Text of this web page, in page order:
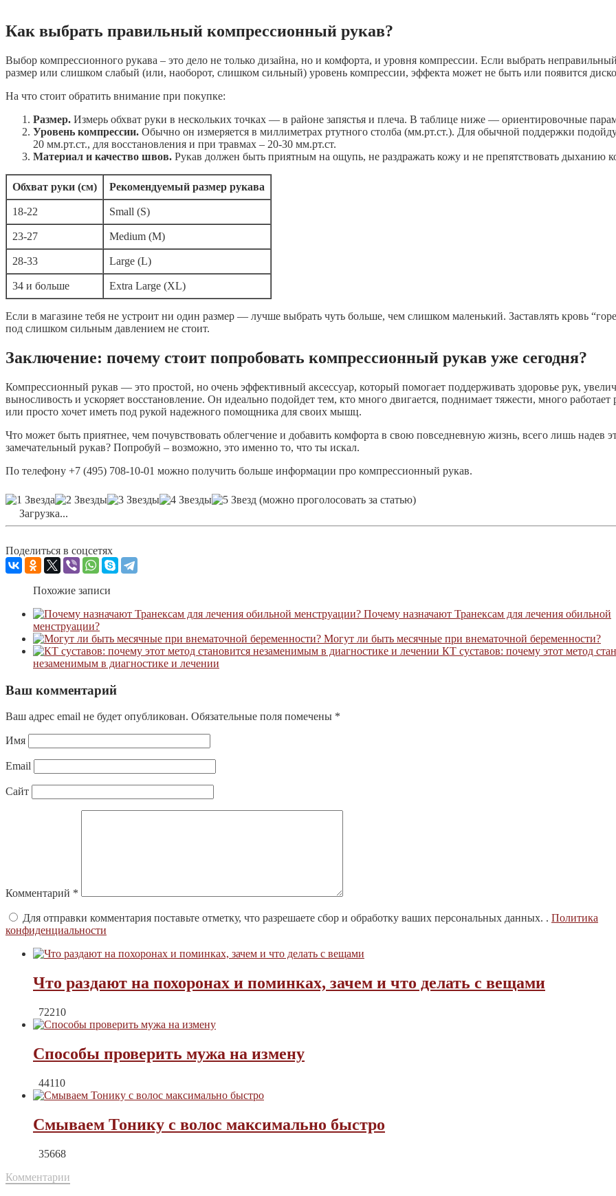
Как выбрать правильный компрессионный рукав?
Выбор компрессионного рукава – это дело не только дизайна, но и комфорта, и уровня компрессии. Если выбрать неправильный
размер или слишком слабый (или, наоборот, слишком сильный) уровень компрессии, эффекта может не быть или появится
На что стоит обратить внимание при покупке:
Размер. Измерь обхват руки в нескольких точках — в районе запястья и плеча. В таблице ниже — ориентировочные
Уровень компрессии. Обычно он измеряется в миллиметрах ртутного столба (мм.рт.ст.). Для обычной поддержки
20 мм.рт.ст., для восстановления и при травмах – 20-30 мм.рт.ст.
Материал и качество швов. Рукав должен быть приятным на ощупь, не раздражать кожу и не препятствовать дыханию
Обхват руки (см) Рекомендуемый размер рукава
18-22 Small (S)
23-27 Medium (M)
28-33 Large (L)
34 и больше Extra Large (XL)
Если в магазине тебя не устроит ни один размер — лучше выбрать чуть больше, чем слишком маленький. Заставлять кровь
под слишком сильным давлением не стоит.
Заключение: почему стоит попробовать компрессионный рукав уже сегодня?
Компрессионный рукав — это простой, но очень эффективный аксессуар, который помогает поддерживать здоровье рук,
выносливость и ускоряет восстановление. Он идеально подойдет тем, кто много двигается, поднимает тяжести, много работает
или просто хочет иметь под рукой надежного помощника для своих мышц.
Что может быть приятнее, чем почувствовать облегчение и добавить комфорта в свою повседневную жизнь, всего лишь надев
замечательный рукав? Попробуй – возможно, это именно то, что ты искал.
По телефону +7 (495) 708-10-01 можно получить больше информации про компрессионный рукав.
(можно проголосовать за статью)
Загрузка...
Поделиться в соцсетях
Похожие записи
Почему назначают Транексам для лечения обильной
менструации?
Могут ли быть месячные при внематочной беременности?
КТ суставов: почему этот метод
незаменимым в диагностике и лечении
Ваш комментарий
Ваш адрес email не будет опубликован. Обязательные поля помечены *
Имя
Email
Сайт
Комментарий *
Для отправки комментария поставьте отметку, что разрешаете сбор и обработку ваших персональных данных. . Политика
конфиденциальности
Что раздают на похоронах и поминках, зачем и что делать с вещами
72210
Способы проверить мужа на измену
44110
Смываем Тонику с волос максимально быстро
35668
Комментарии